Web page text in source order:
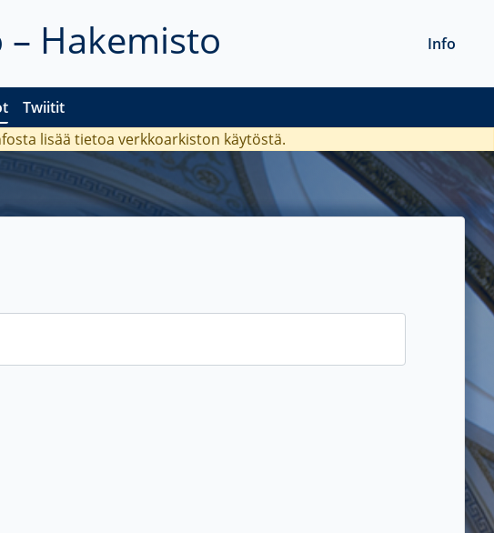
Hakemisto
Twiitit
Info
lisää tietoa verkkoarkiston käytöstä.